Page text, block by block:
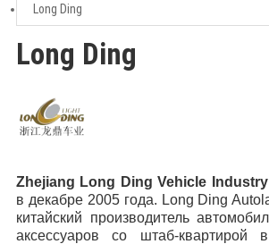
Long Ding
Long Ding
Zhejiang Long Ding Vehicle
в декабре 2005 года. Long Ding
китайский производитель
аксессуаров со штаб-квартирой